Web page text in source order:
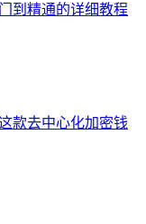
到精通的详细教程
款去中心化加密钱